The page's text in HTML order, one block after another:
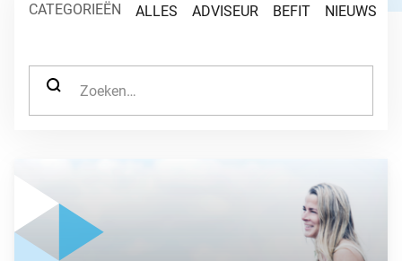
CATEGORIEËN ALLES ADVISEUR BEFIT NIEUWS
ZOEK NAAR: